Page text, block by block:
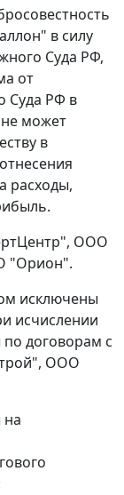
в силу
Суда РФ,
от
Суда РФ в
не может
в
расходы,
ООО
"Орион".
исключены
исчислении
договорам с
ООО